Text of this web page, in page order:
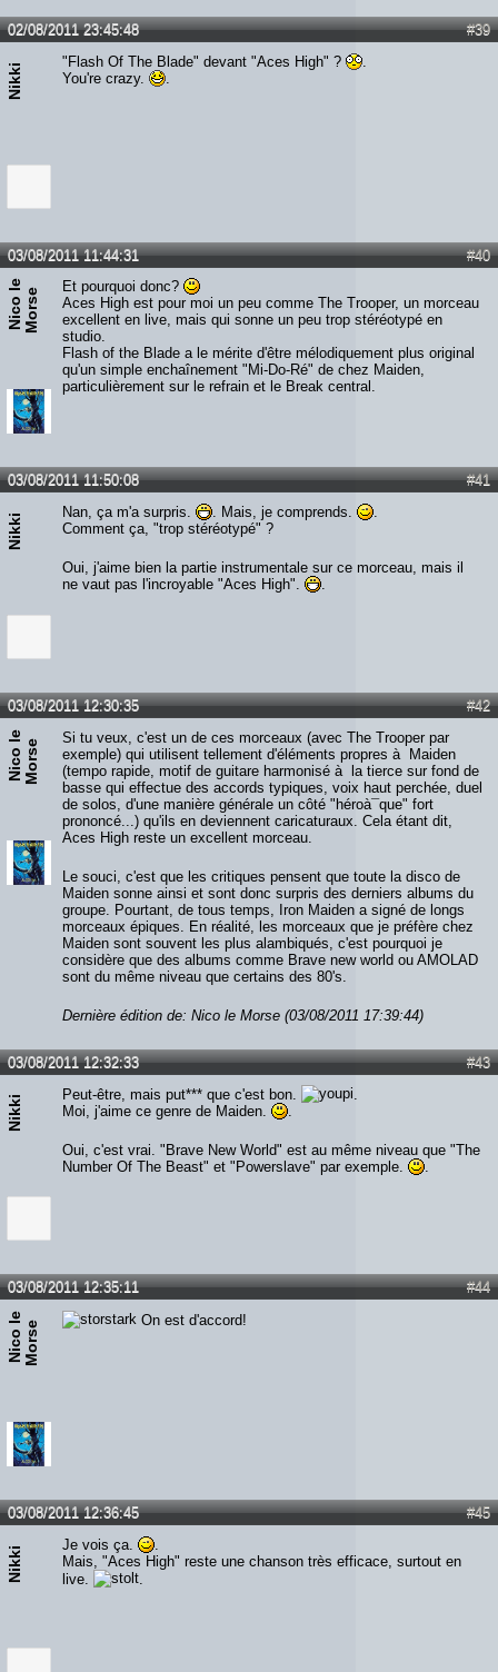
#39
02/08/2011 23:45:48
Nikki
"Flash Of The Blade" devant "Aces High" ?
You're crazy.
#40
03/08/2011 11:44:31
N
i
c
ol
e
M
o
r
se
Et pourquoi donc?
Aces High est pour moi un peu comme The Trooper, un morceau
excellent en live, mais qui sonne un peu trop stéréotypé en
studio.
Flash of the Blade a le mérite d'être mélodiquement plus original
qu'un simple enchaînement "Mi-Do-Ré" de chez Maiden,
particulièrement sur le refrain et le Break central.
#41
03/08/2011 11:50:08
Nikki
Nan, ça m'a surpris. . Mais, je comprends.
.
Comment ça, "trop stéréotypé" ?
Oui, j'aime bien la partie instrumentale sur ce morceau, mais il
ne vaut pas l'incroyable "Aces High".
.
#42
03/08/2011 12:30:35
N
i
c
ol
e
M
o
r
se
Si tu veux, c'est un de ces morceaux (avec The Trooper par
exemple) qui utilisent tellement d'éléments propres à Maiden
(tempo rapide, motif de guitare harmonisé à la tierce sur fond de
basse qui effectue des accords typiques, voix haut perchée, duel
de solos, d'une manière générale un côté "héroà¯que" fort
prononcé...) qu'ils en deviennent caricaturaux. Cela étant dit,
Aces High reste un excellent morceau.
Le souci, c'est que les critiques pensent que toute la disco de
Maiden sonne ainsi et sont donc surpris des derniers albums du
groupe. Pourtant, de tous temps, Iron Maiden a signé de longs
morceaux épiques. En réalité, les morceaux que je préfère chez
Maiden sont souvent les plus alambiqués, c'est pourquoi je
considère que des albums comme Brave new world ou AMOLAD
sont du même niveau que certains des 80's.
Dernière édition de: Nico le Morse (03/08/2011 17:39:44)
#43
03/08/2011 12:32:33
Nikki Peut-être, mais put*** que c'est bon.
.
Moi, j'aime ce genre de Maiden.
.
Oui, c'est vrai. "Brave New World" est au même niveau que "The
Number Of The Beast" et "Powerslave" par exemple.
.
#44
03/08/2011 12:35:11
N
i
c
ol
e
M
o
r
se On est d'accord!
#45
03/08/2011 12:36:45
Nikki
Je vois ça.
Mais, "Aces High" reste une chanson très efficace, surtout en
live.